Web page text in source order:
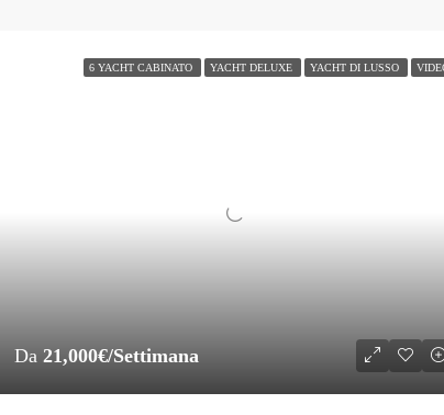
6 YACHT CABINATO YACHT DELUXE YACHT DI LUSSO
Da21,000€/Settimana